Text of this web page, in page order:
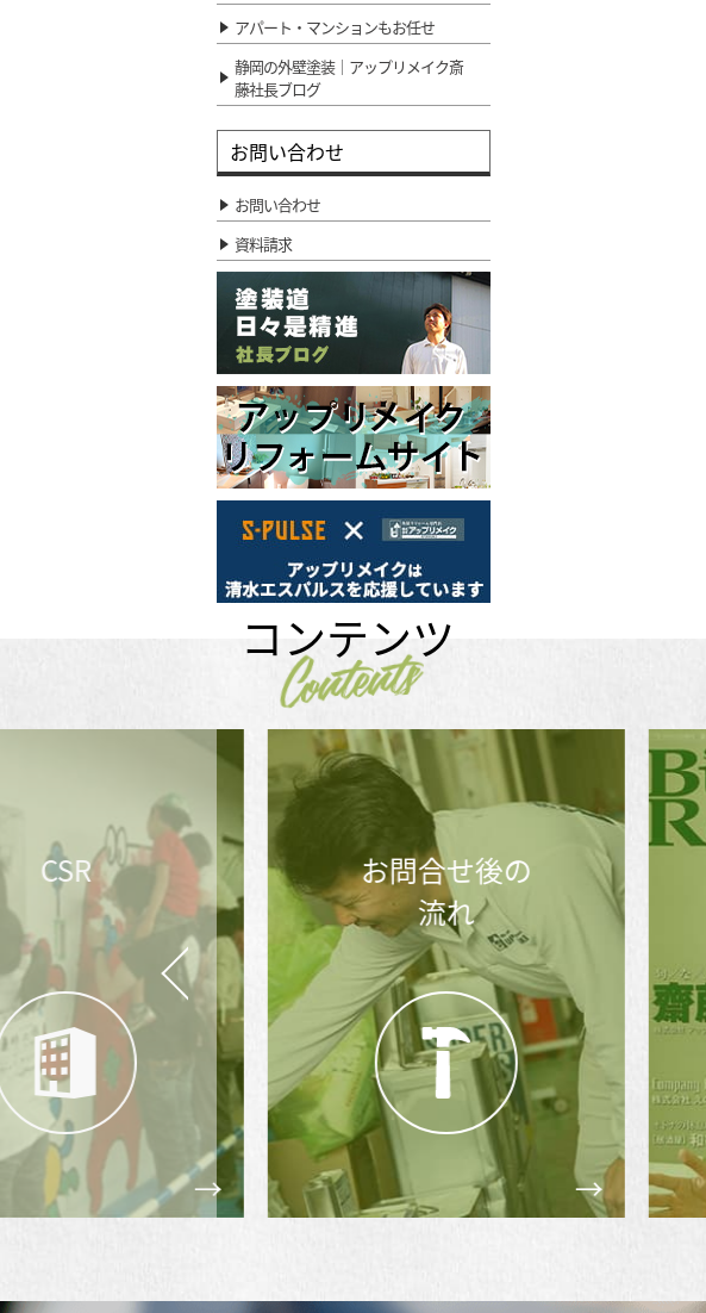
アパート・マンションもお任せ
静岡の外壁塗装｜アップリメイク斎
藤社長ブログ
お問い合わせ
お問い合わせ
資料請求
コンテンツ
Contents
CSR
お問合せ後の
流れ
Prev